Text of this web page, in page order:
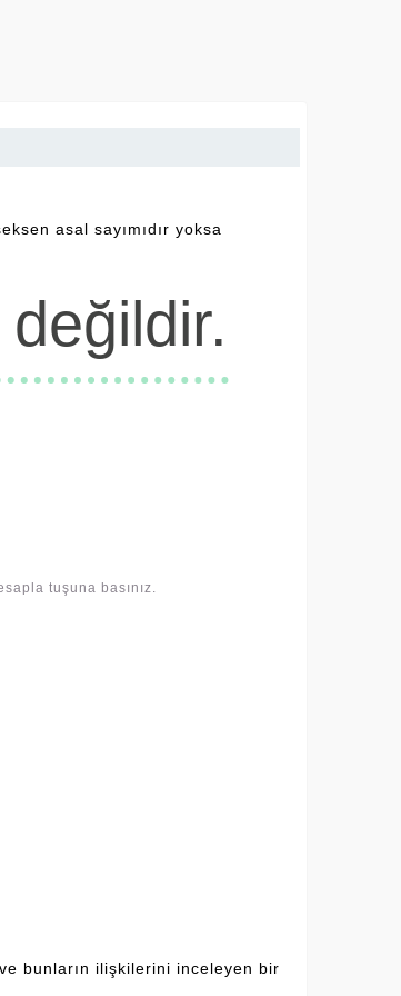
asal sayımıdır yoksa
tuşuna basınız.
bunların ilişkilerini inceleyen bir